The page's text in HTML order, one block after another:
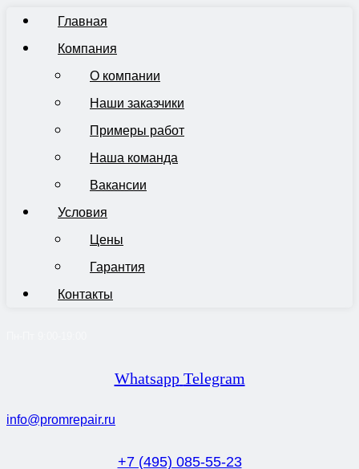
Главная
Компания
О компании
Наши заказчики
Примеры работ
Наша команда
Вакансии
Условия
Цены
Гарантия
Контакты
Whatsapp Telegram
info@promrepair.ru
+7 (495) 085-55-23